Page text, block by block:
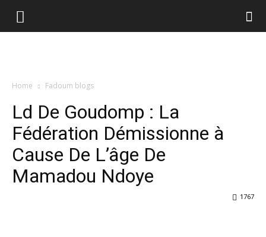
Home Fadoum blogs
Ld De Goudomp : La
Fédération Démissionne à
Cause De L’âge De
Mamadou Ndoye
1767